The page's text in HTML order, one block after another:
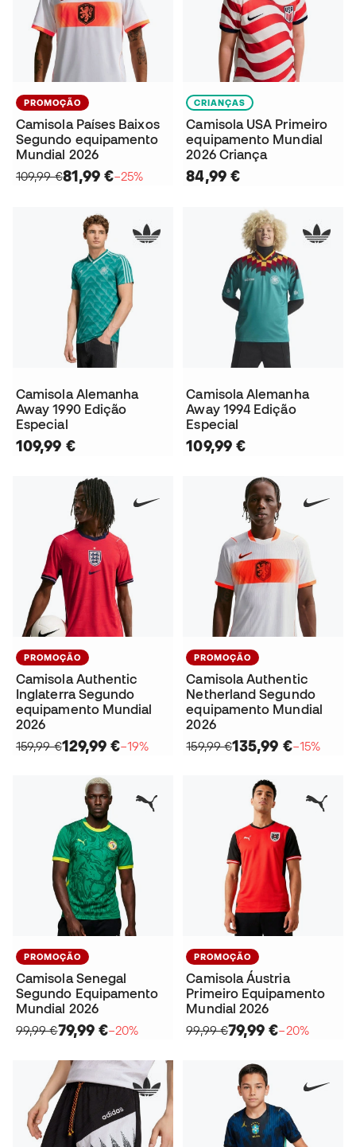
PROMOÇÃO
Camisola Países Baixos
Segundo equipamento
Mundial 2026
109,99 €81,99 €−25%
CRIANÇAS
Camisola USA Primeiro
equipamento Mundial
2026 Criança
84,99 €
Camisola Alemanha
Away 1990 Edição
Especial
109,99 €
Camisola Alemanha
Away 1994 Edição
Especial
109,99 €
PROMOÇÃO
Camisola Authentic
Inglaterra Segundo
equipamento Mundial
2026
159,99 €129,99 €−19%
PROMOÇÃO
Camisola Authentic
Netherland Segundo
equipamento Mundial
2026
159,99 €135,99 €−15%
PROMOÇÃO
Camisola Senegal
Segundo Equipamento
Mundial 2026
99,99 €79,99 €−20%
PROMOÇÃO
Camisola Áustria
Primeiro Equipamento
Mundial 2026
99,99 €79,99 €−20%